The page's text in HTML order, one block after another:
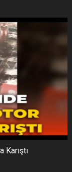
Karıştı